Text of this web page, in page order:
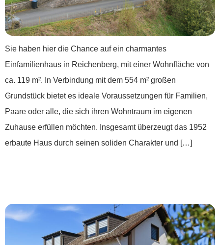
Sie haben hier die Chance auf ein charmantes
Einfamilienhaus in Reichenberg, mit einer Wohnfläche von
ca. 119 m². In Verbindung mit dem 554 m² großen
Grundstück bietet es ideale Voraussetzungen für Familien,
Paare oder alle, die sich ihren Wohntraum im eigenen
Zuhause erfüllen möchten. Insgesamt überzeugt das 1952
erbaute Haus durch seinen soliden Charakter und […]